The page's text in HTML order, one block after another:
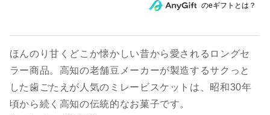
のeギフトとは？
ほんのり甘くどこか懐かしい昔から愛されるロングセ
ラー商品。高知の老舗豆メーカーが製造するサクっと
した歯ごたえが人気のミレービスケットは、昭和30年
頃から続く高知の伝統的なお菓子です。